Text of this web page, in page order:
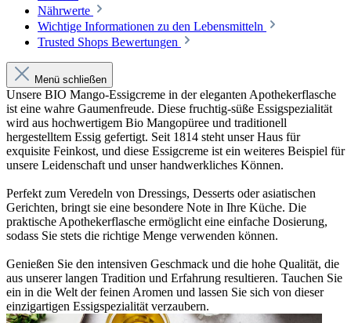
Nährwerte
Wichtige Informationen zu den Lebensmitteln
Trusted Shops Bewertungen
Menü schließen
Unsere BIO Mango-Essigcreme in der eleganten Apothekerflasche
ist eine wahre Gaumenfreude. Diese fruchtig-süße Essigspezialität
wird aus hochwertigem Bio Mangopüree und traditionell
hergestelltem Essig gefertigt. Seit 1814 steht unser Haus für
exquisite Feinkost, und diese Essigcreme ist ein weiteres Beispiel für
unsere Leidenschaft und unser handwerkliches Können.
Perfekt zum Veredeln von Dressings, Desserts oder asiatischen
Gerichten, bringt sie eine besondere Note in Ihre Küche. Die
praktische Apothekerflasche ermöglicht eine einfache Dosierung,
sodass Sie stets die richtige Menge verwenden können.
Genießen Sie den intensiven Geschmack und die hohe Qualität, die
aus unserer langen Tradition und Erfahrung resultieren. Tauchen Sie
ein in die Welt der feinen Aromen und lassen Sie sich von dieser
einzigartigen Essigspezialität verzaubern.